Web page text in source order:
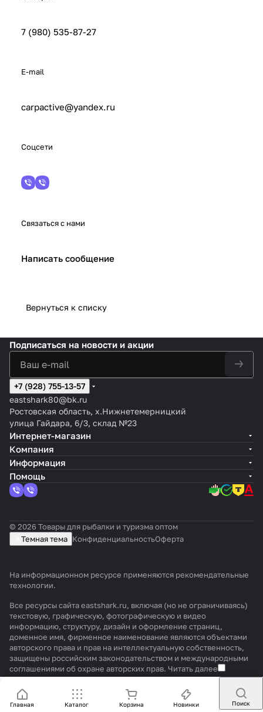
7 (980) 535-87-27
E-mail
carpactive@yandex.ru
Соцсети
Связаться с нами
Написать сообщение
Вернуться к списку
Главная Каталог Корзина Новинки Поиск
Подписаться на новости и акции
+7 (928) 755-13-57
eastshark80@bk.ru
Ростовская область, х.Нижнетемерницкий
улица Гайдара, 6/3, склад №23
Интернет-магазин
Компания
Информация
Помощь
© 2026 Товары для рыбалки и туризма оптом
Темная тема КонфиденциальностьОферта
На информационном ресурсе применяются рекомендательные
технологии.
Все ресурсы сайта eastshark.ru, включая (но не ограничиваясь)
текстовую, графическую, фотографическую и видео
информацию, структуру, дизайн и оформление страниц,
доменное имя, фирменное наименование являются объектами
авторского права и прав на интеллектуальную собственность,
защищены российским законодательством и международными
соглашениями об охране авторских прав. Читать далее